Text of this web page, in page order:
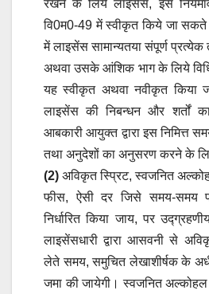
रखने के लिये लाइसेंस, इस
वि0म0-49 में स्वीकृत किये जा
में लाइसेंस सामान्यतया संपूर्ण प्रत्येक
अथवा उसके आंशिक भाग के लिये
यह स्वीकृत अथवा नवीकृत किया
लाइसेंस की निबन्धन और शर्तों
आबकारी आयुक्त द्वारा इस निमित्त
तथा अनुदेशों का अनुसरण करने के लिए
(2) अविकृत स्प्रिट, स्वजनित
फीस, ऐसी दर जिसे समय-समय पर
निर्धारित किया जाय, पर
लाइसेंसधारी द्वारा आसवनी से
लेते समय, समुचित लेखाशीर्षक के
जमा की जायेगी। स्वजनित अल्कोहल